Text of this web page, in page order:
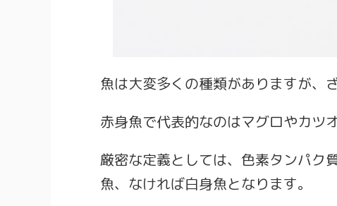
魚は大変多くの種類がありますが、
赤身魚で代表的なのはマグロやカツ
厳密な定義としては、色素タンパク
魚、なければ白身魚となります。